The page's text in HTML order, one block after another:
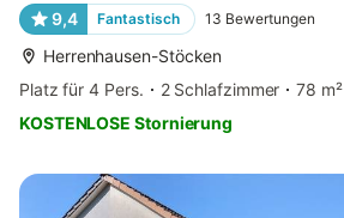
9,4 Fantastisch 13 Bewertungen
Herrenhausen-Stöcken
Platz für 4 Pers.
2 Schlafzimmer
78 m²
KOSTENLOSE Stornierung